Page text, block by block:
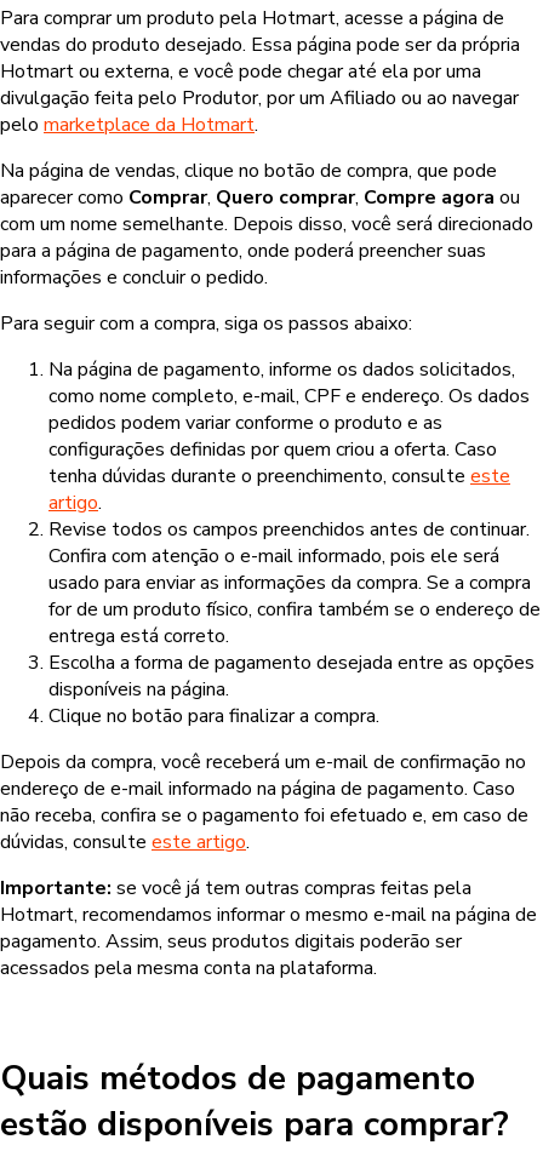
Para comprar um produto pela Hotmart, acesse a página de
vendas do produto desejado. Essa página pode ser da própria
Hotmart ou externa, e você pode chegar até ela por uma
divulgação feita pelo Produtor, por um Afiliado ou ao navegar
pelo marketplace da Hotmart.
Na página de vendas, clique no botão de compra, que pode
aparecer como Comprar, Quero comprar, Compre agora ou
com um nome semelhante. Depois disso, você será direcionado
para a página de pagamento, onde poderá preencher suas
informações e concluir o pedido.
Para seguir com a compra, siga os passos abaixo:
Na página de pagamento, informe os dados solicitados,
como nome completo, e-mail, CPF e endereço. Os dados
pedidos podem variar conforme o produto e as
configurações definidas por quem criou a oferta. Caso
tenha dúvidas durante o preenchimento, consulte este
artigo.
Revise todos os campos preenchidos antes de continuar.
Confira com atenção o e-mail informado, pois ele será
usado para enviar as informações da compra. Se a compra
for de um produto físico, confira também se o endereço de
entrega está correto.
Escolha a forma de pagamento desejada entre as opções
disponíveis na página.
Clique no botão para finalizar a compra.
Depois da compra, você receberá um e-mail de confirmação no
endereço de e-mail informado na página de pagamento. Caso
não receba, confira se o pagamento foi efetuado e, em caso de
dúvidas, consulte este artigo.
Importante: se você já tem outras compras feitas pela
Hotmart, recomendamos informar o mesmo e-mail na página de
pagamento. Assim, seus produtos digitais poderão ser
acessados pela mesma conta na plataforma.
Quais métodos de pagamento
estão disponíveis para comprar?